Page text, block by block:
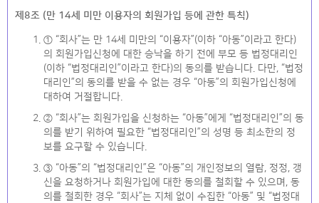
제8조 (만 14세 미만 이용자의 회원가입 등에 관한 특칙)
① “회사”는 만 14세 미만의 “이용자”(이하 “아동”이라고 한다)
의 회원가입신청에 대한 승낙을 하기 전에 부모 등 법정대리인
(이하 “법정대리인”이라고 한다)의 동의를 받습니다. 다만, “법정
대리인”의 동의를 받을 수 없는 경우 “아동”의 회원가입신청에
대하여 거절합니다.
② “회사”는 회원가입을 신청하는 “아동”에게 “법정대리인”의 동
의를 받기 위하여 필요한 “법정대리인”의 성명 등 최소한의 정
보를 요구할 수 있습니다.
③ “아동”의 “법정대리인”은 “아동”의 개인정보의 열람, 정정, 갱
신을 요청하거나 회원가입에 대한 동의를 철회할 수 있으며, 동
의를 철회한 경우 “회사”는 지체 없이 수집한 “아동” 및 “법정대